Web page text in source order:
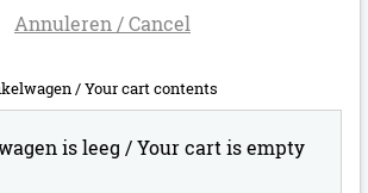
Annuleren / Cancel
/Your cart contents
is leeg / Your cart is empty